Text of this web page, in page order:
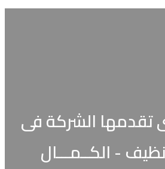
تقدمها الشركة فى
- الكــمـــال